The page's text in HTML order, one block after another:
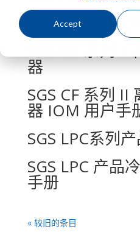
Accept
SGS FL 系列
SGS CF 系列
器
SGS CF 系列 II
器 IOM 用户手
SGS LPC系列
SGS LPC 产品
手册
« 较旧的条目